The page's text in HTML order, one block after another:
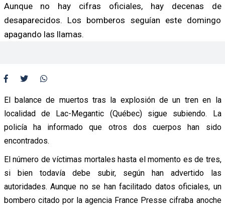
Aunque no hay cifras oficiales, hay decenas de
desaparecidos. Los bomberos seguían este domingo
apagando las llamas.
El balance de muertos tras la explosión de un tren en la
localidad de Lac-Megantic (Québec) sigue subiendo. La
policía ha informado que otros dos cuerpos han sido
encontrados.
El número de víctimas mortales hasta el momento es de tres,
si bien todavía debe subir, según han advertido las
autoridades. Aunque no se han facilitado datos oficiales, un
bombero citado por la agencia France Presse cifraba anoche